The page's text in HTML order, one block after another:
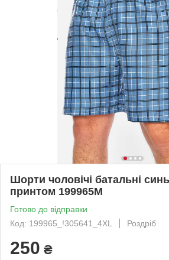
Шорти чоловічі батальні
принтом 199965M
Готово до відправки
Код: 199965_!305641_4XL
Роздріб
250 ₴